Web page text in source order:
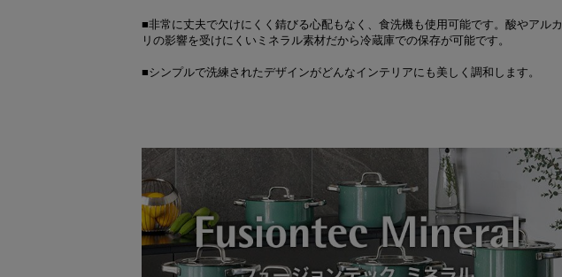
■非常に丈夫で欠けにくく錆びる心配もなく、食洗機も使用可能です。酸やアルカ
リの影響を受けにくいミネラル素材だから冷蔵庫での保存が可能です。
■シンプルで洗練されたデザインがどんなインテリアにも美しく調和します。